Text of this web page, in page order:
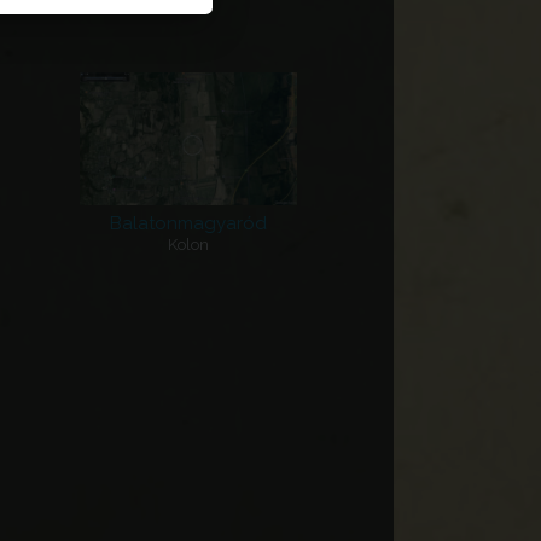
Sarlósár, Strázsahegy,
Balatonmagyaród
Kolon